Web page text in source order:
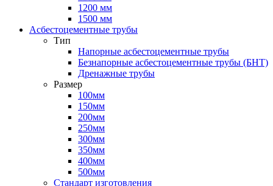
1200 мм
1500 мм
Асбестоцементные трубы
Тип
Напорные асбестоцементные трубы
Безнапорные асбестоцементные трубы (БНТ)
Дренажные трубы
Размер
100мм
150мм
200мм
250мм
300мм
350мм
400мм
500мм
Стандарт изготовления